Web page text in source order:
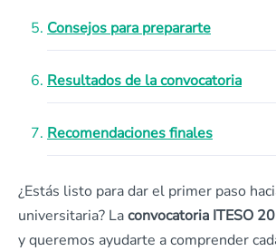
Consejos para prepararte
Resultados de la convocatoria
Recomendaciones finales
¿Estás listo para dar el primer paso
universitaria? Laconvocatoria ITESO
y queremos ayudarte a comprender